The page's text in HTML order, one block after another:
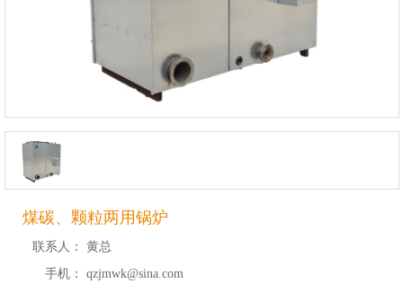
煤碳、颗粒两用锅炉
联系人：
黄总
手机：
qzjmwk@sina.com